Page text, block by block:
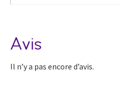
Avis
Il n’y a pas encore d’avis.